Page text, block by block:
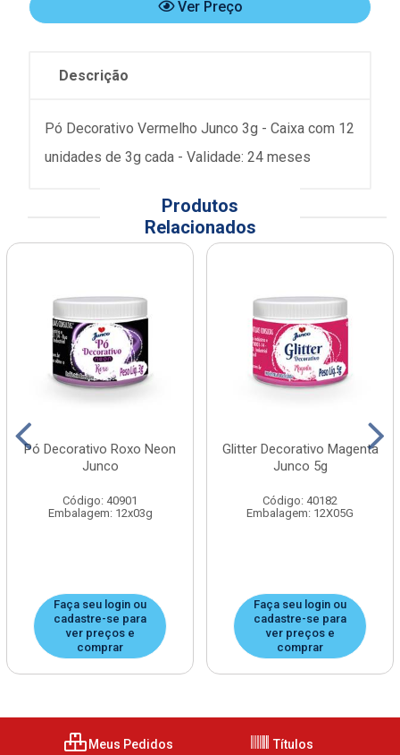
Ver Preço
Descrição
Pó Decorativo Vermelho Junco 3g - Caixa com 12
unidades de 3g cada - Validade: 24 meses
Produtos
Relacionados
Pó Decorativo Roxo Neon
Junco
Código: 40901
Embalagem: 12x03g
Faça seu login ou
cadastre-se para
ver preços e
comprar
Glitter Decorativo Magenta
Junco 5g
Código: 40182
Embalagem: 12X05G
Faça seu login ou
cadastre-se para
ver preços e
comprar
Meus Pedidos Títulos